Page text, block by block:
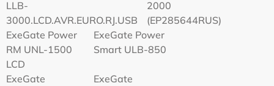
LLB-
3000.LCD.AVR.EURO.RJ.USB
2000
(EP285644RUS)
ExeGate Power
RM UNL-1500
LCD
ExeGate Power
Smart ULB-850
ExeGate
ExeGate